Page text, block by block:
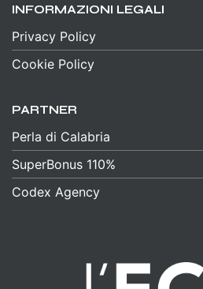
INFORMAZIONI LEGALI
Privacy Policy
Cookie Policy
PARTNER
Perla di Calabria
SuperBonus 110%
Codex Agency